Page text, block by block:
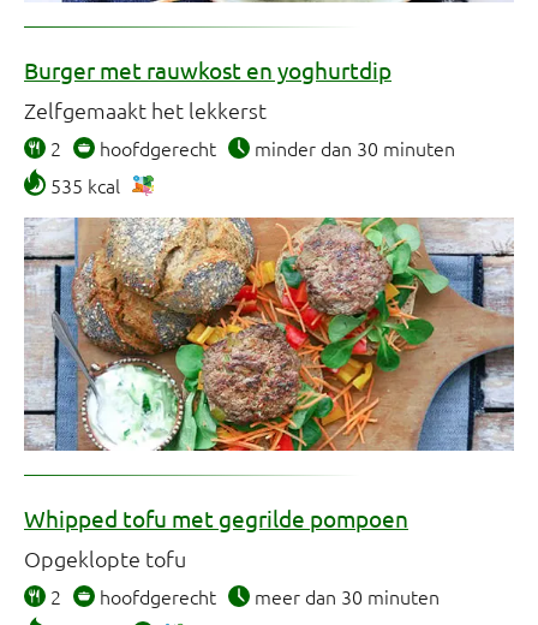
Burger met rauwkost en yoghurtdip
Zelfgemaakt het lekkerst
2 hoofdgerecht
minder dan 30 minuten
535 kcal
Whipped tofu met gegrilde pompoen
Opgeklopte tofu
2 hoofdgerecht
meer dan 30 minuten